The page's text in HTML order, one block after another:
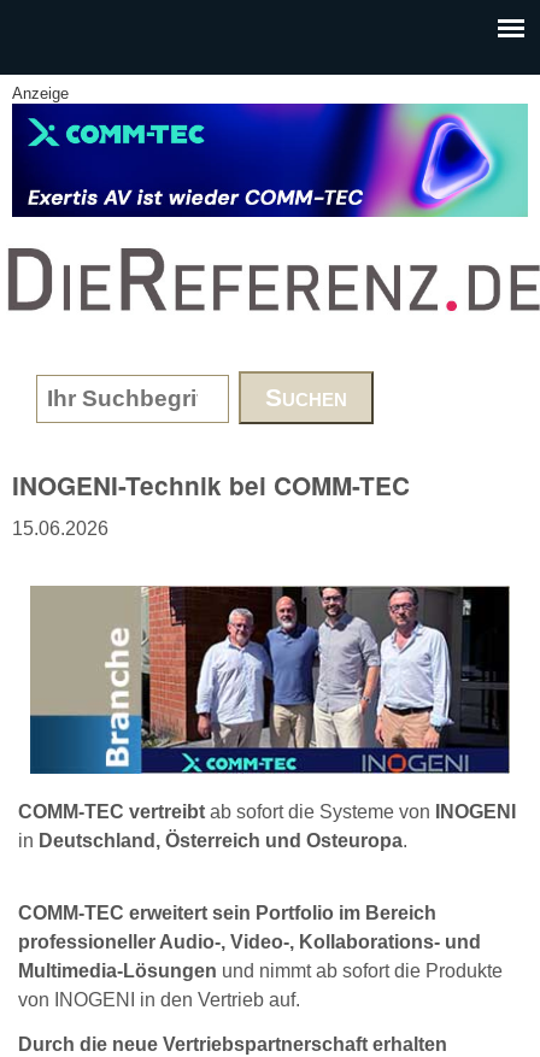
Anzeige
www.DieReferenz.de
Search form
INOGENI-Technik bei COMM-TEC
15.06.2026
COMM-TEC vertreibt ab sofort die Systeme von
INOGENI
in Deutschland, Österreich und Osteuropa.
COMM-TEC erweitert sein Portfolio im Bereich
professioneller Audio-, Video-, Kollaborations- und
Multimedia-Lösungen und nimmt ab sofort die Produkte
von INOGENI in den Vertrieb auf.
Durch die neue Vertriebspartnerschaft erhalten